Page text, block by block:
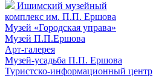
Ишимский музейный
комплекс им. П.П. Ершова
Музей «Городская управа»
Музей П.П.Ершова
Арт-галерея
Музей-усадьба П.П. Ершова
Туристско-информационный центр